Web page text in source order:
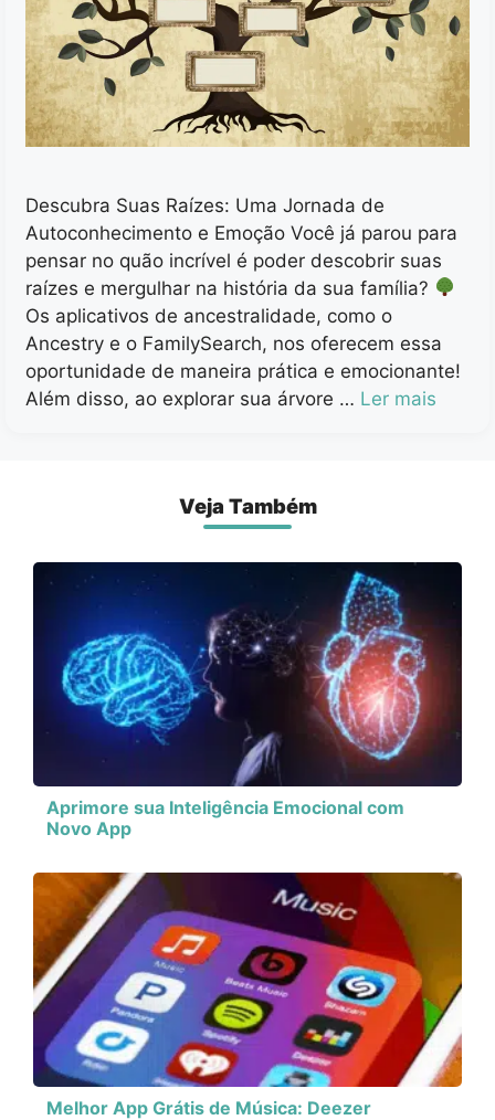
Descubra Suas Raízes: Uma Jornada de
Autoconhecimento e Emoção Você já parou para
pensar no quão incrível é poder descobrir suas
raízes e mergulhar na história da sua família?
Os aplicativos de ancestralidade, como o
Ancestry e o FamilySearch, nos oferecem essa
oportunidade de maneira prática e emocionante!
Além disso, ao explorar sua árvore … Ler mais
Veja Também
Aprimore sua Inteligência Emocional com
Novo App
Melhor App Grátis de Música: Deezer